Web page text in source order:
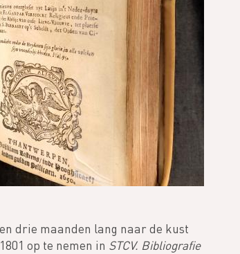
drie maanden lang naar de kust
op te nemen in STCV. Bibliografie